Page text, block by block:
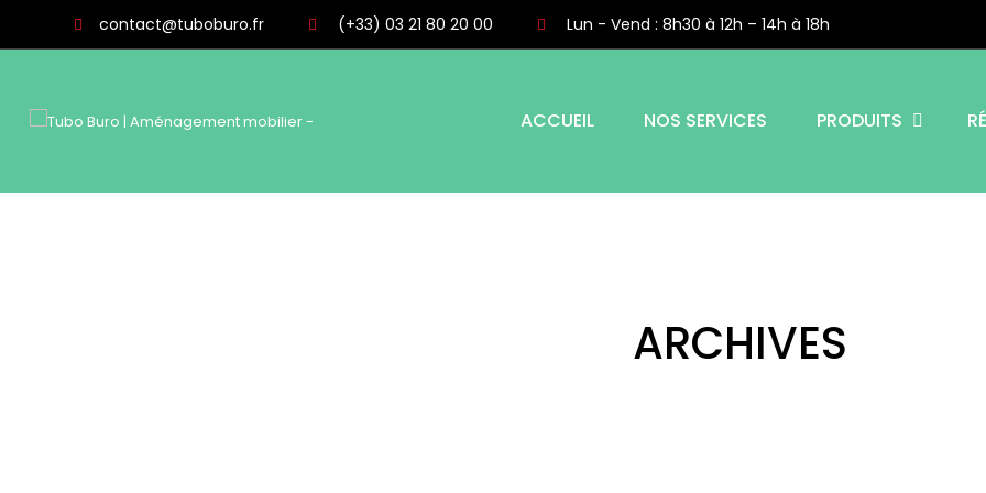
contact@tuboburo.fr (+33) 03 21 80 20 00 Lun - Vend : 8h30 à 12h – 14h à 18h
ACCUEIL NOS SERVICES PRODUITS
ARCHIVES